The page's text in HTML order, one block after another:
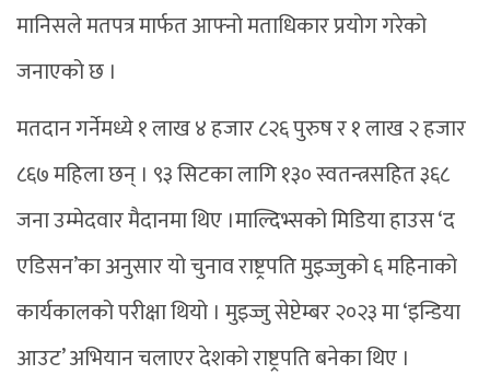
मानिसले मतपत्र मार्फत आफ्नो मताधिकार प्रयोग गरेको
जनाएको छ ।
मतदान गर्नेमध्ये १ लाख ४ हजार ८२६ पुरुष र १ लाख २ हजार
८६७ महिला छन् । ९३ सिटका लागि १३० स्वतन्त्रसहित ३६८
जना उम्मेदवार मैदानमा थिए ।माल्दिभ्सको मिडिया हाउस ‘द
एडिसन’का अनुसार यो चुनाव राष्ट्रपति मुइज्जुको ६ महिनाको
कार्यकालको परीक्षा थियो । मुइज्जु सेप्टेम्बर २०२३ मा ‘इन्डिया
आउट’ अभियान चलाएर देशको राष्ट्रपति बनेका थिए ।